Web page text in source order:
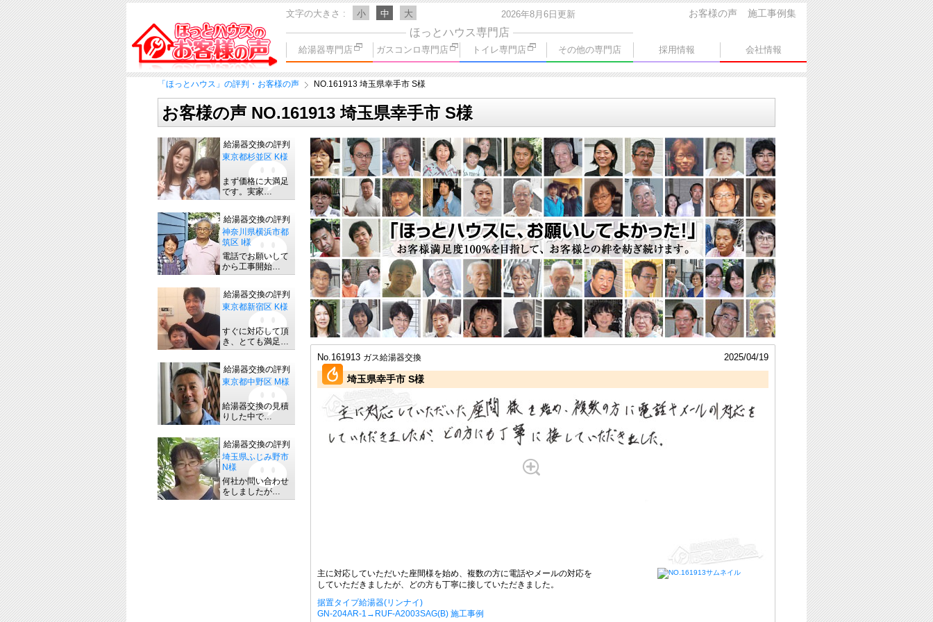
文字の大きさ 小 中 大 2026年8月6日更新 施工事例集
お客様の声
ほっとハウス専門店
給湯器専門店 ガスコンロ専門店 トイレ専門店 その他の専門店 採用情報 会社情報
「ほっとハウス」の評判・お客様の声 NO.161913 埼玉県幸手市 S様
お客様の声 NO.161913 埼玉県幸手市 S様
2025/04/19
No.161913 ガス給湯器交換
埼玉県幸手市 S様
主に対応していただいた座間様を始め、複数の方に電話やメールの対応を
していただきましたが、どの方も丁寧に接していただきました。
据置タイプ給湯器(リンナイ)
GN-204AR-1→RUF-A2003SAG(B) 施工事例
給湯器交換の評判
東京都杉並区 K様
まず価格に大満足
です。実家…
給湯器交換の評判
神奈川県横浜市都
筑区 I様
電話でお願いして
から工事開始…
給湯器交換の評判
東京都新宿区 K様
すぐに対応して頂
き、とても満足…
給湯器交換の評判
東京都中野区 M様
給湯器交換の見積
りした中で…
給湯器交換の評判
埼玉県ふじみ野市
N様
何社か問い合わせ
をしましたが…